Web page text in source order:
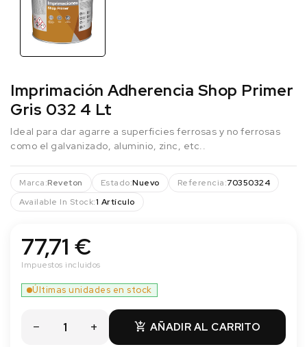
Imprimación Adherencia Shop Primer
Gris 032 4 Lt
Ideal para dar agarre a superficies ferrosas y no ferrosas
como el galvanizado, aluminio, zinc, etc..
Marca:Reveton Estado:Nuevo Referencia:70350324
Available In Stock:1 Artículo
77,71 €
Impuestos incluidos
 AÑADIR AL CARRITO
Últimas unidades en stock